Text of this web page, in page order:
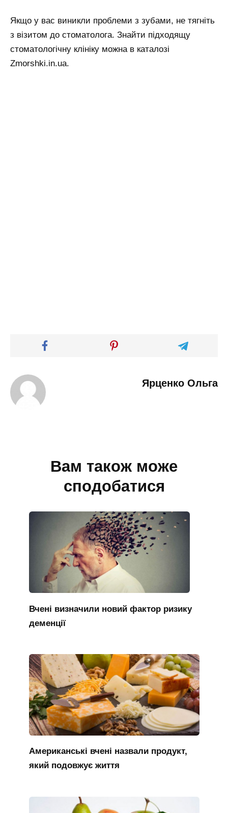
Якщо у вас виникли проблеми з зубами, не тягніть
з візитом до стоматолога. Знайти підходящу
стоматологічну клініку можна в каталозі
Zmorshki.in.ua.
Ярценко Ольга
Вам також може
сподобатися
Вчені визначили новий фактор ризику
деменції
Американські вчені назвали продукт,
який подовжує життя